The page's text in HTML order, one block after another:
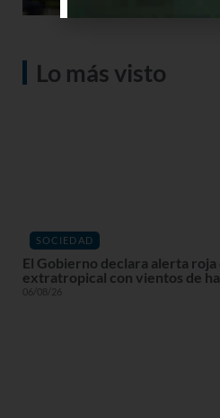
Lo más visto
SOCIEDAD
El Gobierno declara alerta
extratropical con vientos de
06/08/26